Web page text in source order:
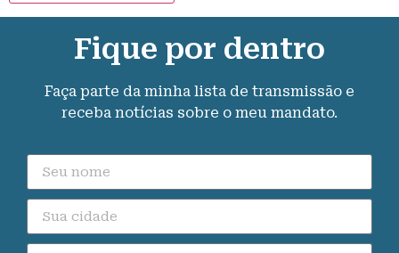
Fique por dentro
Faça parte da minha lista de transmissão e
receba notícias sobre o meu mandato.